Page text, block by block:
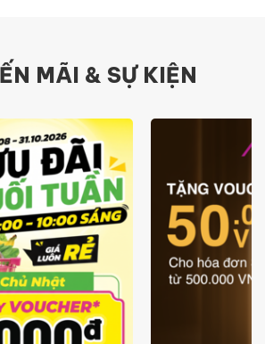
MÃI & SỰ KIỆN